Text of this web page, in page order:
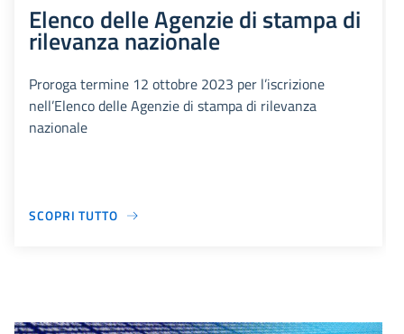
Elenco delle Agenzie di stampa di
rilevanza nazionale
Proroga termine 12 ottobre 2023 per l’iscrizione
nell’Elenco delle Agenzie di stampa di rilevanza
nazionale
SCOPRI TUTTO